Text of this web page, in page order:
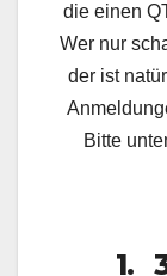
die einen
Wer nur
der ist
Bitte
1.